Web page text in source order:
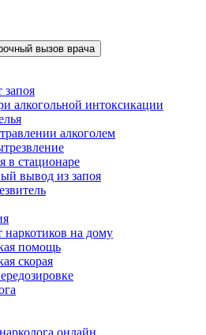
вызов врача
запоя
алкогольной интоксикации
алкоголем
в стационаре
вывод из запоя
наркотиков на дому
помощь
скорая
онлайн